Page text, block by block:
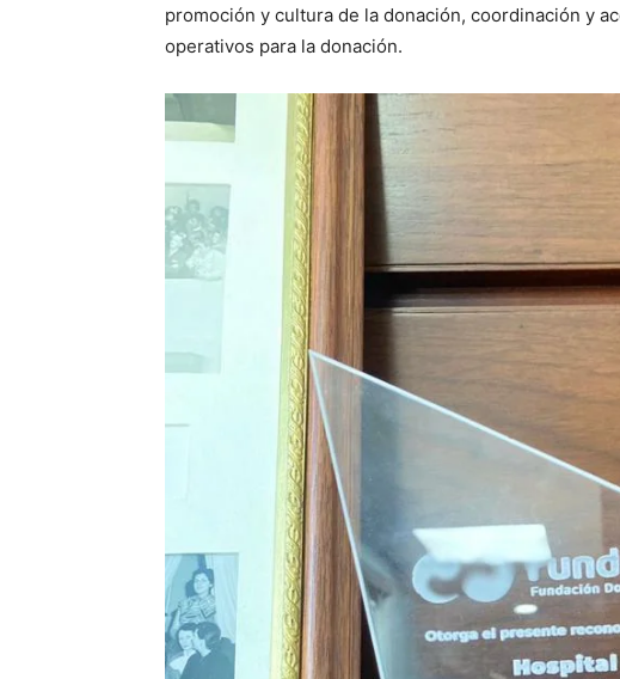
promoción y cultura de la donación, coordinación y
operativos para la donación.